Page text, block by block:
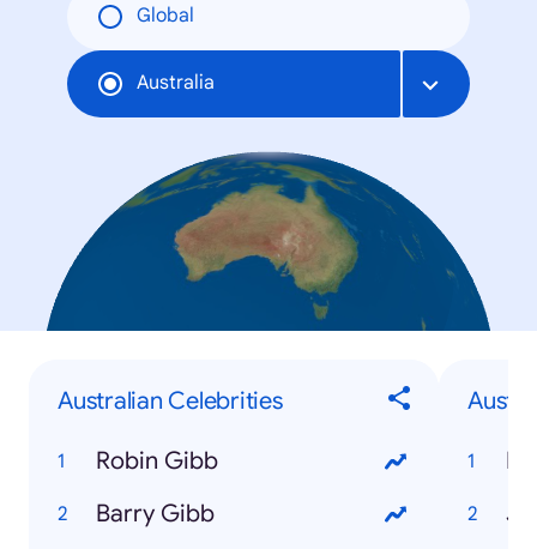
Global
Australia
Australian Celebrities
Robin Gibb
Barry Gibb